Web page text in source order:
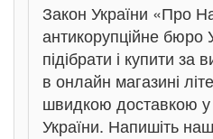
Закон України «Про
антикорупційне бюро
підібрати і купити
в онлайн магазині
швидкою доставкою у
України. Напишіть